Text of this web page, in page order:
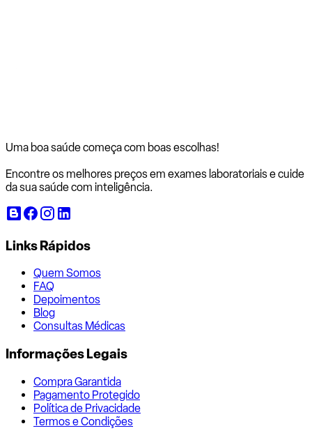
Uma boa saúde começa com boas escolhas!
Encontre os melhores preços em exames laboratoriais e cuide
da sua saúde com inteligência.
Links Rápidos
Quem Somos
FAQ
Depoimentos
Blog
Consultas Médicas
Informações Legais
Compra Garantida
Pagamento Protegido
Política de Privacidade
Termos e Condições